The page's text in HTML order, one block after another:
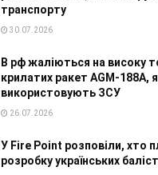
транспорту
30.07.2026
В рф жаліються на високу
крилатих ракет AGM-188A,
використовують ЗСУ
26.07.2026
У Fire Point розповіли, хто
розробку українських